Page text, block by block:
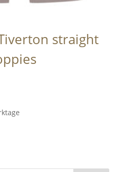
straight
€.